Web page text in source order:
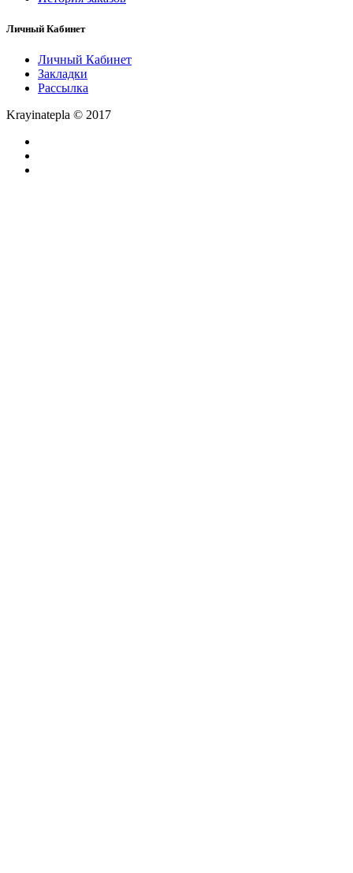
Личный Кабинет
Личный Кабинет
Закладки
Рассылка
Krayinatepla © 2017